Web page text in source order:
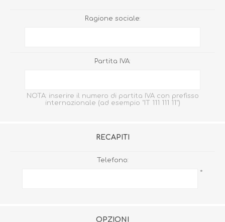
Ragione sociale:
Partita IVA:
NOTA: inserire il numero di partita IVA con prefisso
internazionale (ad esempio "IT 111 111 11")
RECAPITI
Telefono:
*
OPZIONI